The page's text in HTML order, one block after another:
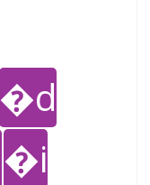
�d
�i